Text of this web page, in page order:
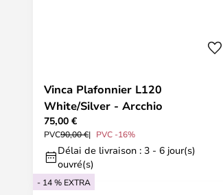
Vinca Plafonnier L120
White/Silver - Arcchio
75,00 €
PVC90,00 € PVC -16%
Délai de livraison : 3 - 6 jour(s)
ouvré(s)
- 14 % EXTRA